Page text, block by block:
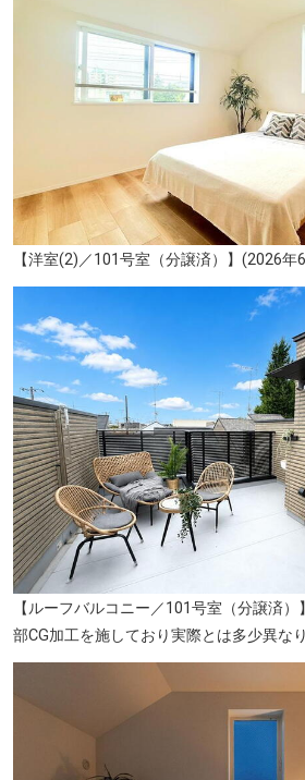
【洋室(2)／101号室（分譲済）】(2026年
【ルーフバルコニー／101号室（分譲済
部CG加工を施しており実際とは多少異な